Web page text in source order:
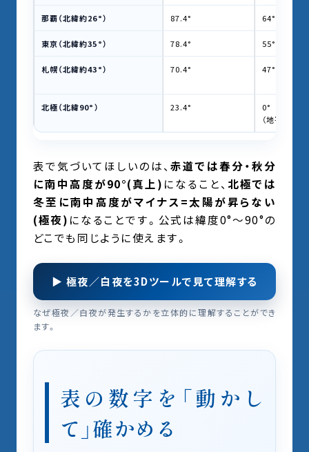
那覇（北緯約26°） 87.4° 64°
東京（北緯約35°） 78.4° 55°
札幌（北緯約43°） 70.4° 47°
北極（北緯90°） 23.4°
0°
（地平線）
表で気づいてほしいのは、赤道では春分・秋分
に南中高度が90°(真上) になること、 北極では
冬至に南中高度がマイナス=太陽が昇らない
(極夜) になることです。公式は緯度0°〜90°の
どこでも同じように使えます。
▶ 極夜／白夜を3Dツールで見て理解する
なぜ極夜／白夜が発生するかを立体的に理解することができ
ます。
表の数字を「動かし
て」確かめる